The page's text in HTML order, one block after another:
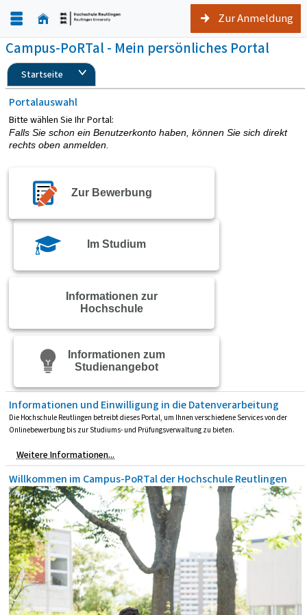
Zur Anmeldung
Campus-PoRTal - Mein persönliches Portal
Startseite
Portalauswahl
Bitte wählen Sie Ihr Portal:
Falls Sie schon ein Benutzerkonto haben, können Sie sich direkt
rechts oben anmelden.
Zur Bewerbung
Im Studium
Informationen zur
Hochschule
Informationen zum
Studienangebot
Informationen und Einwilligung in die Datenverarbeitung
Die Hochschule Reutlingen betreibt dieses Portal, um Ihnen verschiedene Services von der
Onlinebewerbung bis zur Studiums- und Prüfungsverwaltung zu bieten.
Weitere Informationen...
Willkommen im Campus-PoRTal der Hochschule Reutlingen